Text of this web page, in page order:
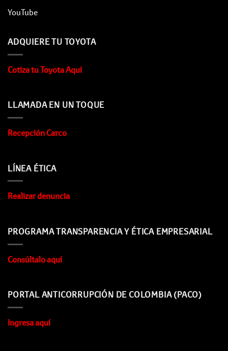
YouTube
ADQUIERE TU TOYOTA
Cotiza tu Toyota Aquí
LLAMADA EN UN TOQUE
Recepción Carco
LÍNEA ÉTICA
Realizar denuncia
PROGRAMA TRANSPARENCIA Y ÉTICA EMPRESARIAL
Consúltalo aquí
PORTAL ANTICORRUPCIÓN DE COLOMBIA (PACO)
Ingresa aquí